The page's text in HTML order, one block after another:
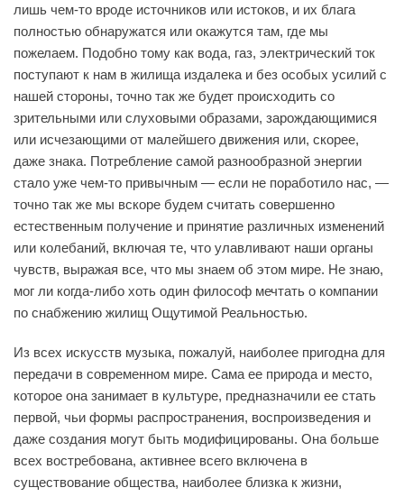
лишь чем-то вроде источников или истоков, и их блага
полностью обнаружатся или окажутся там, где мы
пожелаем. Подобно тому как вода, газ, электрический ток
поступают к нам в жилища издалека и без особых усилий с
нашей стороны, точно так же будет происходить со
зрительными или слуховыми образами, зарождающимися
или исчезающими от малейшего движения или, скорее,
даже знака. Потребление самой разнообразной энергии
стало уже чем-то привычным — если не поработило нас, —
точно так же мы вскоре будем считать совершенно
естественным получение и принятие различных изменений
или колебаний, включая те, что улавливают наши органы
чувств, выражая все, что мы знаем об этом мире. Не знаю,
мог ли когда-либо хоть один философ мечтать о компании
по снабжению жилищ Ощутимой Реальностью.
Из всех искусств музыка, пожалуй, наиболее пригодна для
передачи в современном мире. Сама ее природа и место,
которое она занимает в культуре, предназначили ее стать
первой, чьи формы распространения, воспроизведения и
даже создания могут быть модифицированы. Она больше
всех востребована, активнее всего включена в
существование общества, наиболее близка к жизни,